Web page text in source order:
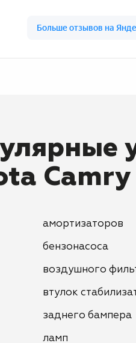
амортизаторов
бензонасоса
воздушного
втулок
заднего бампера
ламп